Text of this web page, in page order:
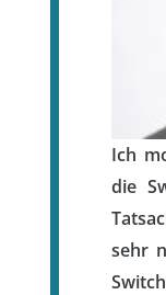
Ich
die
sehr